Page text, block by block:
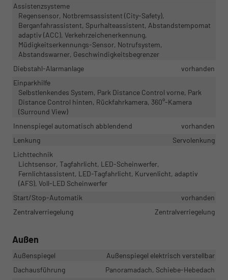
Assistenzsysteme
Regensensor, Notbremsassistent (City-Safety),
Berganfahrassistent, Spurhalteassistent, Abstandstempomat
adaptiv (ACC), Verkehrzeichenerkennung,
Müdigkeitserkennungs-Sensor, Notrufsystem,
Abstandswarner, Geschwindigkeitsbegrenzer
Diebstahl-Alarmanlage
vorhanden
Einparkhilfe
Selbstlenkendes System, Park Distance Control vorne, Park
Distance Control hinten, Rückfahrkamera, 360°-Kamera
(Surround View)
Innenspiegel automatisch abblendend
vorhanden
Lenkung
Servolenkung
Lichttechnik
Lichtsensor, Tagfahrlicht, LED-Scheinwerfer,
Fernlichtassistent, LED-Tagfahrlicht, Kurvenlicht, adaptiv
(AFS), Voll-LED Scheinwerfer
Start/Stop-Automatik
vorhanden
Zentralverriegelung
Zentralverriegelung
Außen
Außenspiegel
Außenspiegel elektrisch verstellbar
Dachausführung
Panoramadach, Schiebe-Hebedach